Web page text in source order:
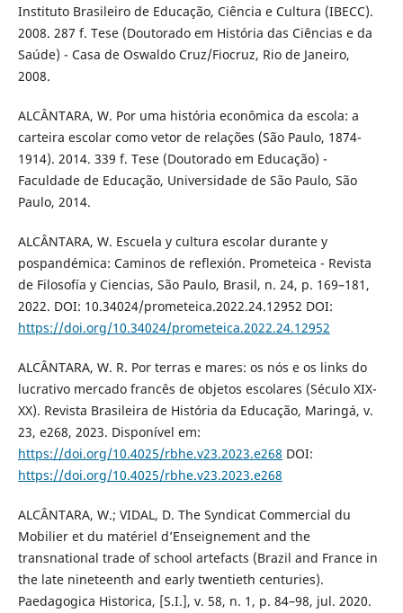
Instituto Brasileiro de Educação, Ciência e Cultura (IBECC).
2008. 287 f. Tese (Doutorado em História das Ciências e da
Saúde) - Casa de Oswaldo Cruz/Fiocruz, Rio de Janeiro,
2008.
ALCÂNTARA, W. Por uma história econômica da escola: a
carteira escolar como vetor de relações (São Paulo, 1874-
1914). 2014. 339 f. Tese (Doutorado em Educação) -
Faculdade de Educação, Universidade de São Paulo, São
Paulo, 2014.
ALCÂNTARA, W. Escuela y cultura escolar durante y
pospandémica: Caminos de reflexión. Prometeica - Revista
de Filosofía y Ciencias, São Paulo, Brasil, n. 24, p. 169–181,
2022. DOI: 10.34024/prometeica.2022.24.12952 DOI:
https://doi.org/10.34024/prometeica.2022.24.12952
ALCÂNTARA, W. R. Por terras e mares: os nós e os links do
lucrativo mercado francês de objetos escolares (Século XIX-
XX). Revista Brasileira de História da Educação, Maringá, v.
23, e268, 2023. Disponível em:
https://doi.org/10.4025/rbhe.v23.2023.e268 DOI:
https://doi.org/10.4025/rbhe.v23.2023.e268
ALCÂNTARA, W.; VIDAL, D. The Syndicat Commercial du
Mobilier et du matériel d’Enseignement and the
transnational trade of school artefacts (Brazil and France in
the late nineteenth and early twentieth centuries).
Paedagogica Historica, [S.I.], v. 58, n. 1, p. 84–98, jul. 2020.